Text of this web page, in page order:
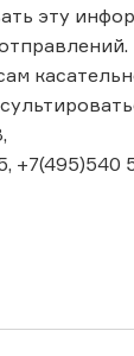
эту
+7(495)540